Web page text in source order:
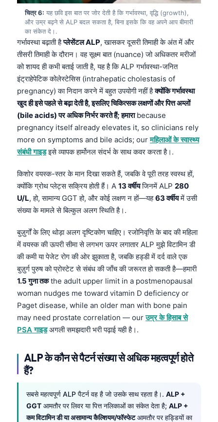
चित्र 6: यह छवि इस बात पर जोर देती है कि गर्भावस्था, वृद्धि (growth),
और उम्र बढ़ने से ALP बदल सकता है, बिना इसके कि वह अपने आप बीमारी
का संकेत दे।.
गर्भावस्था बढ़ाती हैप्लेसेंटल ALP, खासकर दूसरी तिमाही के अंत में और
तीसरी तिमाही के दौरान। वह सूक्ष्म बात (nuance) जो अधिकतर मरीजों
को शायद ही कभी बताई जाती है, यह है कि ALP गर्भावस्था-जनित
इंट्राहेपेटिक कोलेस्टेसिस (intrahepatic cholestasis of
pregnancy) का निदान करने में बहुत उपयोगी नहीं हैक्योंकि गर्भावस्था
खुद ही इसे पहले से बढ़ा देती है, इसलिए चिकित्सक लक्षणों और पित्त अम्लों
(bile acids) पर अधिक निर्भर करते हैं; हमाराbecause
pregnancy itself already elevates it, so clinicians rely
more on symptoms and bile acids; ourमहिलाओं के स्वास्थ्य
संबंधी गाइडइसे व्यापक हार्मोनल संदर्भ के साथ कवर करता है।.
किशोर वयस्क-स्तर के मान दिखा सकते हैं, जबकि वे पूरी तरह स्वस्थ हों,
क्योंकि ग्रोथ प्लेट्स सक्रिय होती हैं। A 13 वर्षीयजिनमें ALP 280
U/L, हो, सामान्य GGT हो, और कोई लक्षण न हों—यह63 वर्षीयमें उसी
संख्या के मामले से बिल्कुल अलग स्थिति है।.
बुज़ुर्गों के लिए थोड़ा अलग दृष्टिकोण चाहिए। रजोनिवृत्ति के बाद की महिला
में वयस्क की ऊपरी सीमा से लगभग ऊपर लगातार ALP मुझे विटामिन डी
की कमी या पेजेट रोग की ओर झुकाता है, जबकि हड्डी में दर्द वाले एक
बुज़ुर्ग पुरुष को प्रोस्टेट से संबंध की जाँच की जरूरत हो सकती है—हमारी
1.5 गुना तकthe adult upper limit in a postmenopausal
woman nudges me toward vitamin D deficiency or
Paget disease, while an older man with bone pain
may need prostate correlation — ourउम्र के हिसाब से
PSA गाइडअगली समझदारी भरी पढ़ाई यही है।.
ALP के कौन से पैटर्न संख्या से अधिक महत्वपूर्ण होते
हैं?
सबसे महत्वपूर्ण ALP पैटर्न वह है जो उसके साथ रहता है।. ALP +
GGT आमतौर पर लिवर या पित्त नलिकाओं का संकेत देता है; ALP +
कम विटामिन डी या असामान्य कैल्शियम/फॉस्फेटआमतौर पर हड्डियों का
Kiswahili
አማርኛ
Қазақ тілі
Suomi
Hrvatski
Slovenčina
كوردی‎
پښتو
سنڌي
অসমীয়া
Galego
Latviešu valoda
Македонски јазик
Euskara
Gàidhlig
Occitan
العربية المغربية
Afrikaans
Монгол
ພາສາລາວ
Basa Jawa
Cebuano